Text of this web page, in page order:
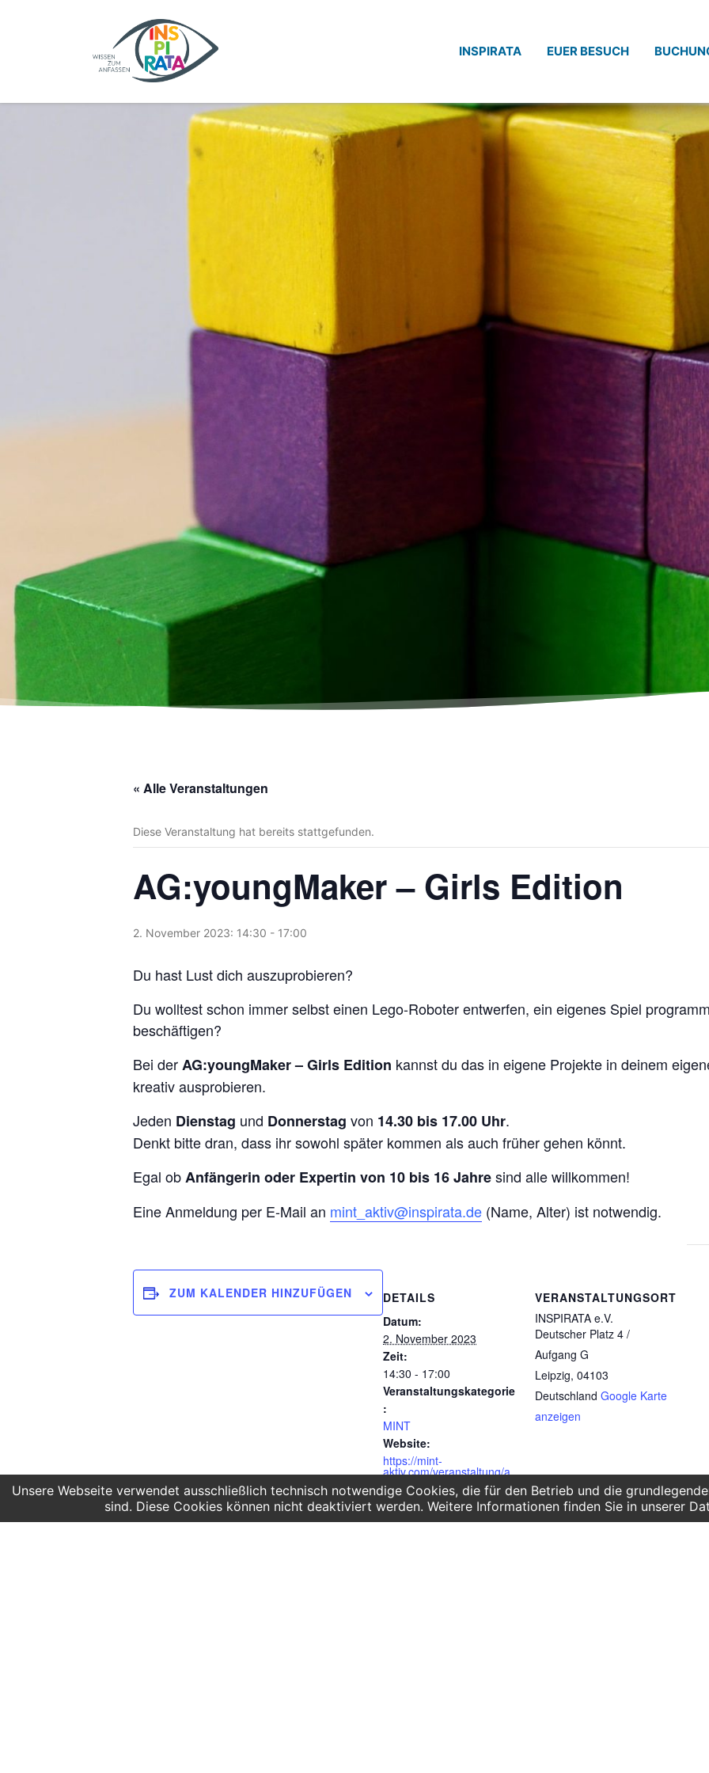
INSPIRATA EUER BESUCH
« Alle Veranstaltungen
Diese Veranstaltung hat bereits stattgefunden.
AG:youngMaker – Girls Edition
2. November 2023: 14:30 - 17:00
Du hast Lust dich auszuprobieren?
Du wolltest schon immer selbst einen Lego-Roboter entwerfen, ein eigenes Spiel
beschäftigen?
Bei derAG:youngMaker – Girls Edition kannst du das in eigene Projekte in deinem
kreativ ausprobieren.
Jeden Dienstag und Donnerstag von 14.30 bis 17.00 Uhr.
Denkt bitte dran, dass ihr sowohl später kommen als auch früher gehen könnt.
Egal obAnfängerin oder Expertin von 10 bis 16 Jahresind alle willkommen!
Eine Anmeldung per E-Mail an mint_aktiv@inspirata.de (Name, Alter) ist notwendig.
ZUM KALENDER HINZUFÜGEN
DETAILS
Datum:
2. November 2023
Zeit:
14:30 - 17:00
Veranstaltungskategorie
:
MINT
Website:
https://mint-
aktiv.com/veranstaltung/a
g-youngmaker-girls-only/
VERANSTALTUNGSORT
INSPIRATA e.V.
Deutscher Platz 4 /
Aufgang G
Leipzig, 04103
Deutschland Google Karte
anzeigen
Unsere Webseite verwendet ausschließlich technisch notwendige Cookies, die für den Betrieb und die
sind. Diese Cookies können nicht deaktiviert werden. Weitere Informationen finden Sie in unserer